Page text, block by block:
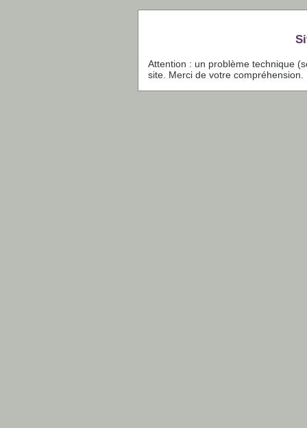
Attention : un problème technique
site. Merci de votre compréhension.